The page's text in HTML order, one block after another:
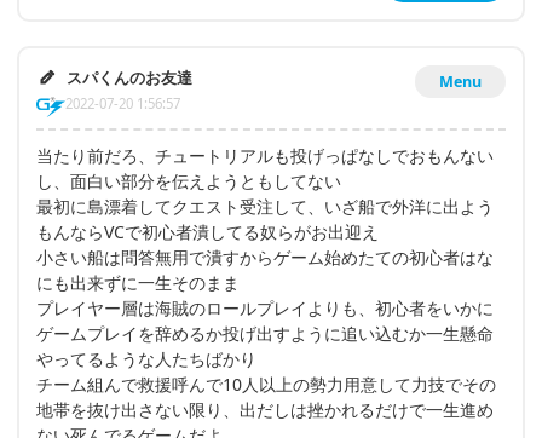
Menu
スパくんのお友達
2022-07-20 1:56:57
当たり前だろ、チュートリアルも投げっぱなしでおもんない
し、面白い部分を伝えようともしてない
最初に島漂着してクエスト受注して、いざ船で外洋に出よう
もんならVCで初心者潰してる奴らがお出迎え
小さい船は問答無用で潰すからゲーム始めたての初心者はな
にも出来ずに一生そのまま
プレイヤー層は海賊のロールプレイよりも、初心者をいかに
ゲームプレイを辞めるか投げ出すように追い込むか一生懸命
やってるような人たちばかり
チーム組んで救援呼んで10人以上の勢力用意して力技でその
地帯を抜け出さない限り、出だしは挫かれるだけで一生進め